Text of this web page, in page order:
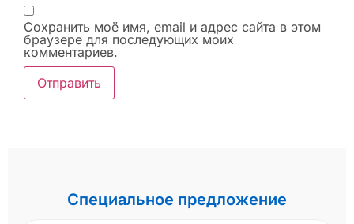
Сохранить моё имя, email и адрес сайта в этом
браузере для последующих моих
комментариев.
Специальное предложение